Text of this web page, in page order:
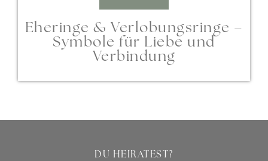
Eheringe & Verlobungsringe –
Symbole für Liebe und
Verbindung
DU HEIRATEST?